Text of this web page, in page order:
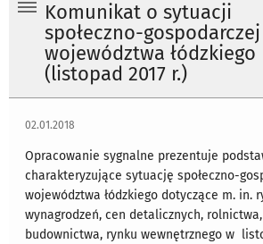
Komunikat o sytuacji
społeczno-gospodarczej
województwa łódzkiego
(listopad 2017 r.)
02.01.2018
Opracowanie sygnalne prezentuje
charakteryzujące sytuację społeczno-
województwa łódzkiego dotyczące m. in.
wynagrodzeń, cen detalicznych, rolnictwa,
budownictwa, rynku wewnętrznego w